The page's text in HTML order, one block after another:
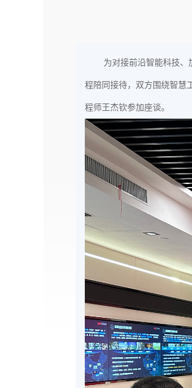
为对接前沿智能科技
程陪同接待，双方围绕智慧
程师王杰钦参加座谈。